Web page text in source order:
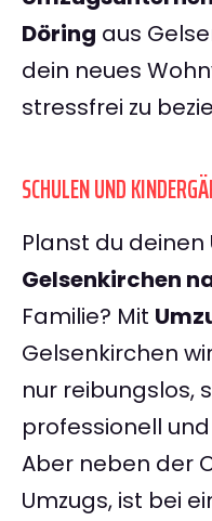
Döring aus
dein neues
stressfrei zu
SCHULEN UND
Planst du deinen
Gelsenkirchen
Familie? Mit
Gelsenkirchen
nur reibungslos,
professionell
Aber neben der
Umzugs, ist bei